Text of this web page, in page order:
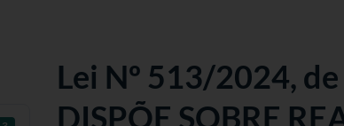
Lei Nº 513/2024,
DISPÕE SOBRE